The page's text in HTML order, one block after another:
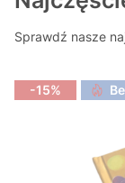
Sprawdź nasze
-15%